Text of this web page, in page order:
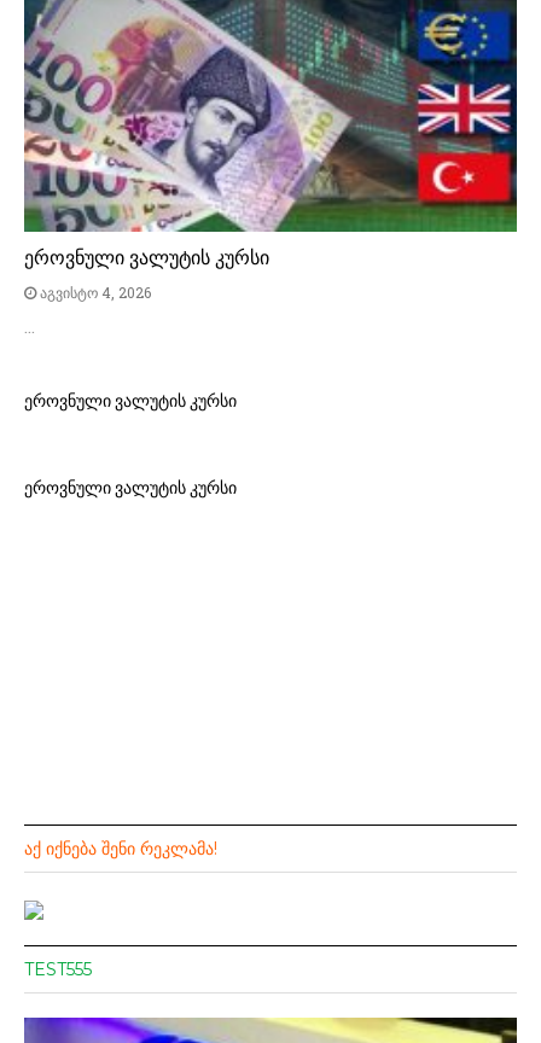
ეროვნული ვალუტის კურსი
აგვისტო 4, 2026
…
ეროვნული ვალუტის კურსი
ეროვნული ვალუტის კურსი
ᲐᲥ ᲘᲥᲜᲔᲑᲐ ᲨᲔᲜᲘ ᲠᲔᲙᲚᲐᲛᲐ!
TEST555